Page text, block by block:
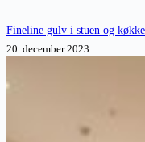
Fineline gulv i stuen og
20. december 2023